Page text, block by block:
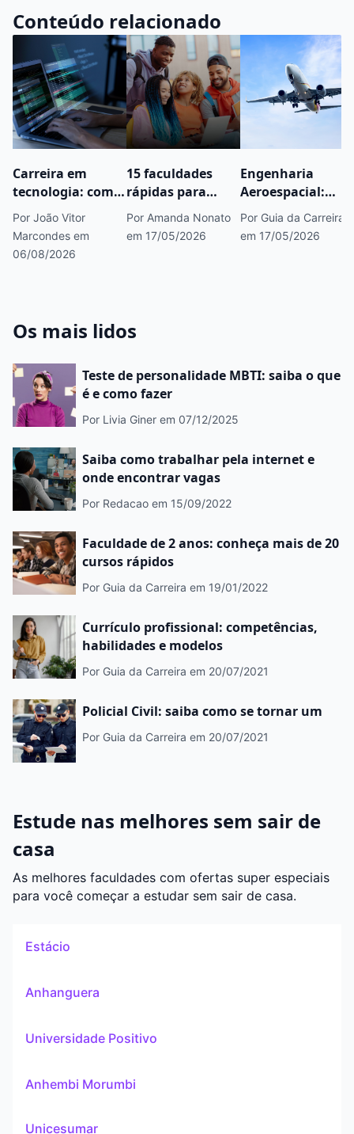
Conteúdo relacionado
Carreira em
tecnologia: como
começar, áreas
em alta e
caminhos para
crescer
Por João Vitor
Marcondes em
06/08/2026
15 faculdades
rápidas para
fazer concurso
público que você
precisa conhecer
Por Amanda Nonato
em 17/05/2026
Engenharia
Aeroespacial:
saiba tudo sobre
esse curso
Por Guia da Carreira
em 17/05/2026
Os mais lidos
Teste de personalidade MBTI: saiba o que
é e como fazer
Por Livia Giner em 07/12/2025
Saiba como trabalhar pela internet e
onde encontrar vagas
Por Redacao em 15/09/2022
Faculdade de 2 anos: conheça mais de 20
cursos rápidos
Por Guia da Carreira em 19/01/2022
Currículo profissional: competências,
habilidades e modelos
Por Guia da Carreira em 20/07/2021
Policial Civil: saiba como se tornar um
Por Guia da Carreira em 20/07/2021
Estude nas melhores sem sair de
casa
As melhores faculdades com ofertas super especiais
para você começar a estudar sem sair de casa.
Estácio
Anhanguera
Universidade Positivo
Anhembi Morumbi
Unicesumar